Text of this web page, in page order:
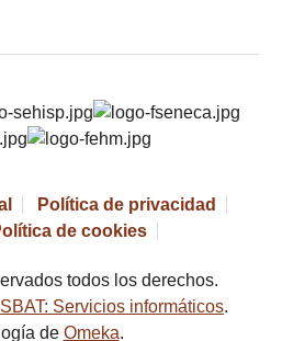
Política de privacidad
de cookies
todos los derechos.
Servicios informáticos.
de Omeka.